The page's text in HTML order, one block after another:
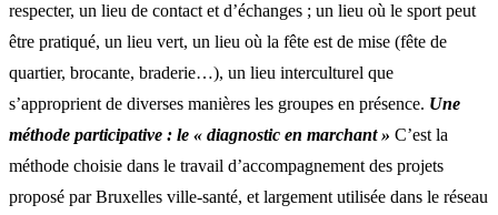
respecter, un lieu de contact et d’échanges ; un lieu où le sport peut
être pratiqué, un lieu vert, un lieu où la fête est de mise (fête de
quartier, brocante, braderie…), un lieu interculturel que
s’approprient de diverses manières les groupes en présence. Une
méthode participative : le « diagnostic en marchant » C’est la
méthode choisie dans le travail d’accompagnement des projets
proposé par Bruxelles ville-santé, et largement utilisée dans le réseau